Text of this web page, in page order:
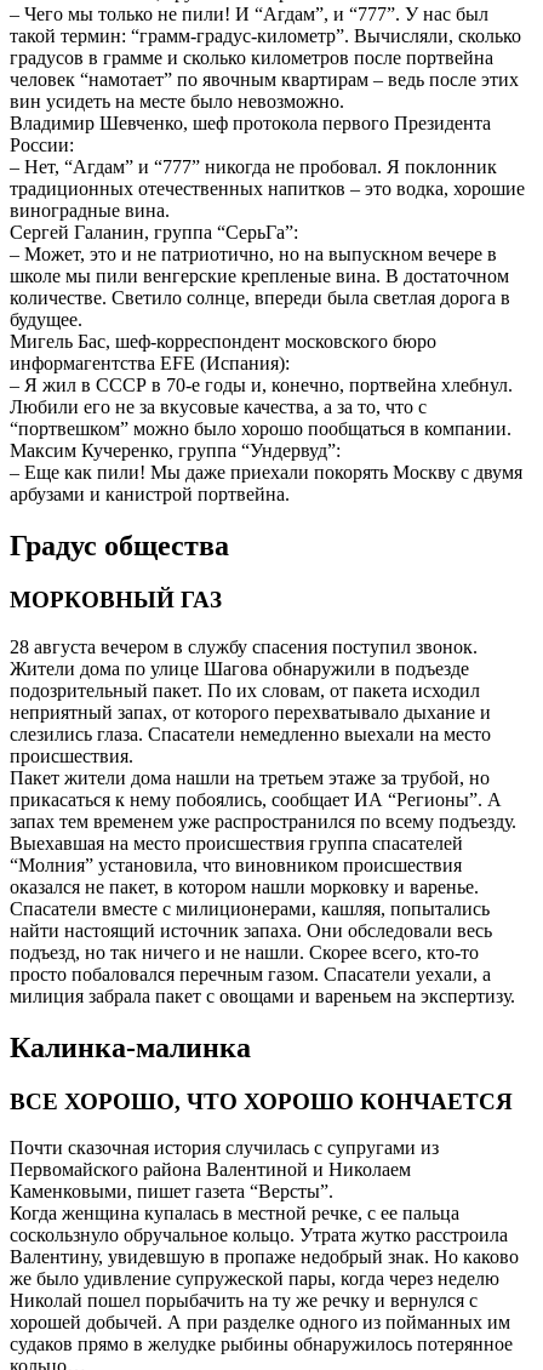
– Чего мы только не пили! И “Агдам”, и “777”. У нас был
такой термин: “грамм-градус-километр”. Вычисляли, сколько
градусов в грамме и сколько километров после портвейна
человек “намотает” по явочным квартирам – ведь после этих
вин усидеть на месте было невозможно.
Владимир Шевченко, шеф протокола первого Президента
России:
– Нет, “Агдам” и “777” никогда не пробовал. Я поклонник
традиционных отечественных напитков – это водка, хорошие
виноградные вина.
Сергей Галанин, группа “СерьГа”:
– Может, это и не патриотично, но на выпускном вечере в
школе мы пили венгерские крепленые вина. В достаточном
количестве. Светило солнце, впереди была светлая дорога в
будущее.
Мигель Бас, шеф-корреспондент московского бюро
информагентства EFE (Испания):
– Я жил в СССР в 70-е годы и, конечно, портвейна хлебнул.
Любили его не за вкусовые качества, а за то, что с
“портвешком” можно было хорошо пообщаться в компании.
Максим Кучеренко, группа “Ундервуд”:
– Еще как пили! Мы даже приехали покорять Москву с двумя
арбузами и канистрой портвейна.
Градус общества
МОРКОВНЫЙ ГАЗ
28 августа вечером в службу спасения поступил звонок.
Жители дома по улице Шагова обнаружили в подъезде
подозрительный пакет. По их словам, от пакета исходил
неприятный запах, от которого перехватывало дыхание и
слезились глаза. Спасатели немедленно выехали на место
происшествия.
Пакет жители дома нашли на третьем этаже за трубой, но
прикасаться к нему побоялись, сообщает ИА “Регионы”. А
запах тем временем уже распространился по всему подъезду.
Выехавшая на место происшествия группа спасателей
“Молния” установила, что виновником происшествия
оказался не пакет, в котором нашли морковку и варенье.
Спасатели вместе с милиционерами, кашляя, попытались
найти настоящий источник запаха. Они обследовали весь
подъезд, но так ничего и не нашли. Скорее всего, кто-то
просто побаловался перечным газом. Спасатели уехали, а
милиция забрала пакет с овощами и вареньем на экспертизу.
Калинка-малинка
ВСЕ ХОРОШО, ЧТО ХОРОШО КОНЧАЕТСЯ
Почти сказочная история случилась с супругами из
Первомайского района Валентиной и Николаем
Каменковыми, пишет газета “Версты”.
Когда женщина купалась в местной речке, с ее пальца
соскользнуло обручальное кольцо. Утрата жутко расстроила
Валентину, увидевшую в пропаже недобрый знак. Но каково
же было удивление супружеской пары, когда через неделю
Николай пошел порыбачить на ту же речку и вернулся с
хорошей добычей. А при разделке одного из пойманных им
судаков прямо в желудке рыбины обнаружилось потерянное